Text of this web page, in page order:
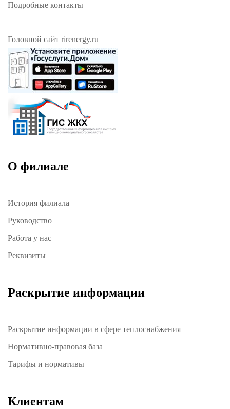
Подробные контакты
Головной сайт rirenergy.ru
О филиале
История филиала
Руководство
Работа у нас
Реквизиты
Раскрытие информации
Раскрытие информации в сфере теплоснабжения
Нормативно-правовая база
Тарифы и нормативы
Клиентам